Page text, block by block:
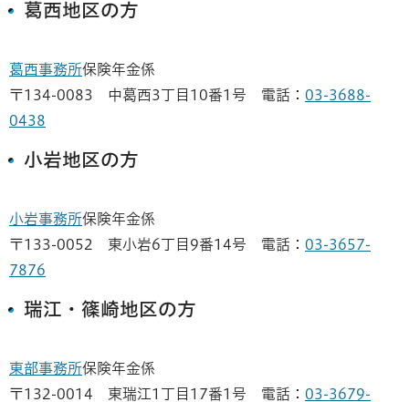
葛西地区の方
葛西事務所保険年金係
〒134-0083 中葛西3丁目10番1号 電話： 03-3688-
0438
小岩地区の方
小岩事務所保険年金係
〒133-0052 東小岩6丁目9番14号 電話： 03-3657-
7876
瑞江・篠崎地区の方
東部事務所保険年金係
〒132-0014 東瑞江1丁目17番1号 電話： 03-3679-